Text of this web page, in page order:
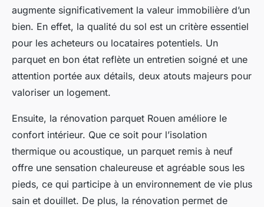
augmente significativement la valeur immobilière d’un
bien. En effet, la qualité du sol est un critère essentiel
pour les acheteurs ou locataires potentiels. Un
parquet en bon état reflète un entretien soigné et une
attention portée aux détails, deux atouts majeurs pour
valoriser un logement.
Ensuite, la rénovation parquet Rouen améliore le
confort intérieur. Que ce soit pour l’isolation
thermique ou acoustique, un parquet remis à neuf
offre une sensation chaleureuse et agréable sous les
pieds, ce qui participe à un environnement de vie plus
sain et douillet. De plus, la rénovation permet de